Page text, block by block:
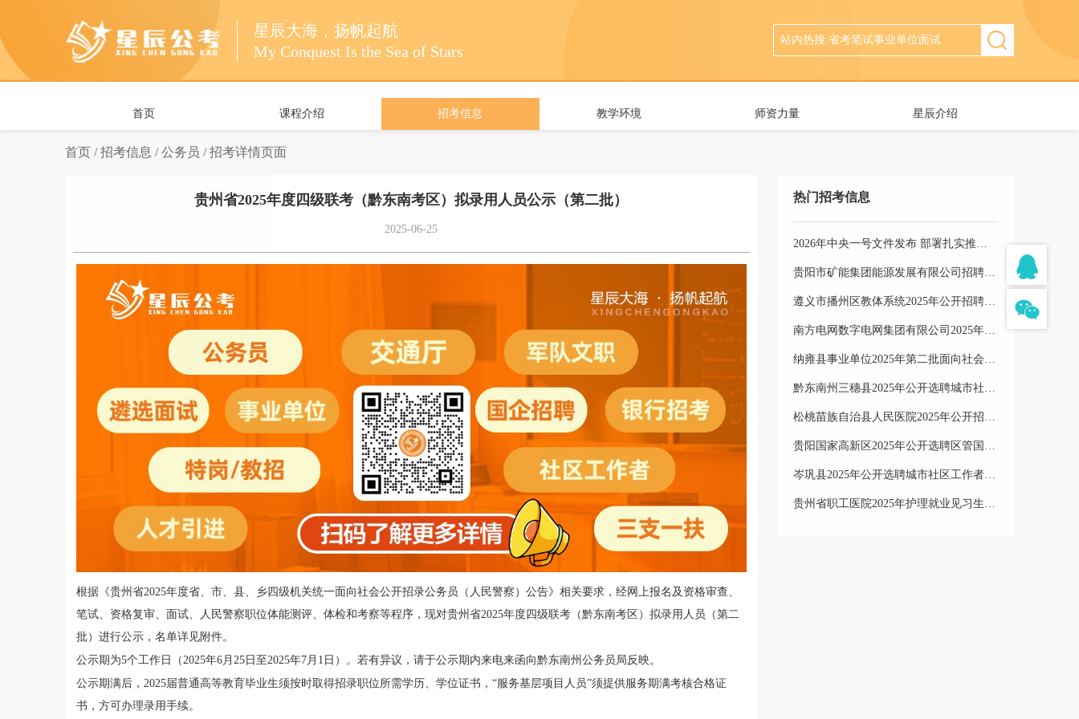
星辰大海，扬帆起航
My Conquest Is the Sea of Stars
首页 课程介绍 招考信息 教学环境 师资力量 星辰介绍
首页 / 招考信息 / 公务员 / 招考详情页面
贵州省2025年度四级联考（黔东南考区）拟录用人员公示（第二批）
2025-06-25
根据《贵州省2025年度省、市、县、乡四级机关统一面向社会公开招录公务员（人民警察）公告》 相关要求， 经网上报名 及资格审查
笔试、资格复审、面试、人民警察职位体能测评、体检和考察等程序， 现对贵州省2025年度四级联考（黔东南考区 ）拟录用人员（第二
批） 进行公示， 名单详见附件。
公示期 为5个工作日（ 2025年6月 25日至 2025年7月 1 日 ） 。 若有异议，请于公示期内来电来函向黔东南州公务员局 反映。
公示期满后， 2025届普通高等教育毕业生须按时取得招录职位所需学历、学位证书，“服务基层项目人员”须提供服务期满考核合格证
书，方可办理录用手续。
热门招考信息
2026年中央一号文件发布 部署扎实推进乡村全面振兴
贵阳市矿能集团能源发展有限公司招聘5名工作人员公告
遵义市播州区教体系统2025年公开招聘事业单位工作人员岗位选择公告
南方电网数字电网集团有限公司2025年第三批社会招聘公告
纳雍县事业单位2025年第二批面向社会公开招聘工作人员体检合格进入考察人员公示
黔东南州三穗县2025年公开选聘城市社区工作者工作实施方案
松桃苗族自治县人民医院2025年公开招聘 医务人员简章
贵阳国家高新区2025年公开选聘区管国有企业领导人员笔试成绩排名、笔试合格分数线及资格复审公告
岑巩县2025年公开选聘城市社区工作者工作实施方案
贵州省职工医院2025年护理就业见习生招收公告